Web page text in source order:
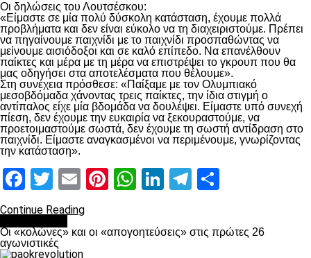
Οι δηλώσεις του Λουτσέσκου:
«Είμαστε σε μία πολύ δύσκολη κατάσταση, έχουμε πολλά
προβλήματα και δεν είναι εύκολο να τη διαχειριστούμε. Πρέπει
να πηγαίνουμε παιχνίδι με το παιχνίδι προσπαθώντας να
μείνουμε αισιόδοξοι και σε καλό επίπεδο. Να επανέλθουν
παίκτες και μέρα με τη μέρα να επιστρέψει το γκρουπ που θα
μας οδηγήσει στα αποτελέσματα που θέλουμε».
Στη συνέχεια πρόσθεσε: «Παίξαμε με τον Ολυμπιακό
μεσοβδόμαδα χάνοντας τρεις παίκτες, την ίδια στιγμή ο
αντίπαλος είχε μία βδομάδα να δουλέψει. Είμαστε υπό συνεχή
πίεση, δεν έχουμε την ευκαιρία να ξεκουραστούμε, να
προετοιμαστούμε σωστά, δεν έχουμε τη σωστή αντίδραση στο
παιχνίδι. Είμαστε αναγκασμένοι να περιμένουμε, γνωρίζοντας
την κατάσταση».
Facebook
Twitter
EmailPinterest
WhatsApp
LinkedIn
Telegram
Continue Reading
Οι «κολώνες» και οι «απογοητεύσεις» στις πρώτες 26
αγωνιστικές